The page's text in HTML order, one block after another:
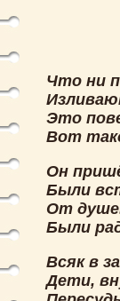
Что ни
Это
Вот
Он
Были
От
Были
Всяк в
Дети,